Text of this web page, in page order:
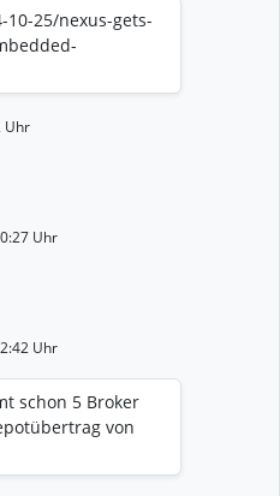
25/nexus-gets-
Uhr
Uhr
Uhr
schon 5 Broker
von